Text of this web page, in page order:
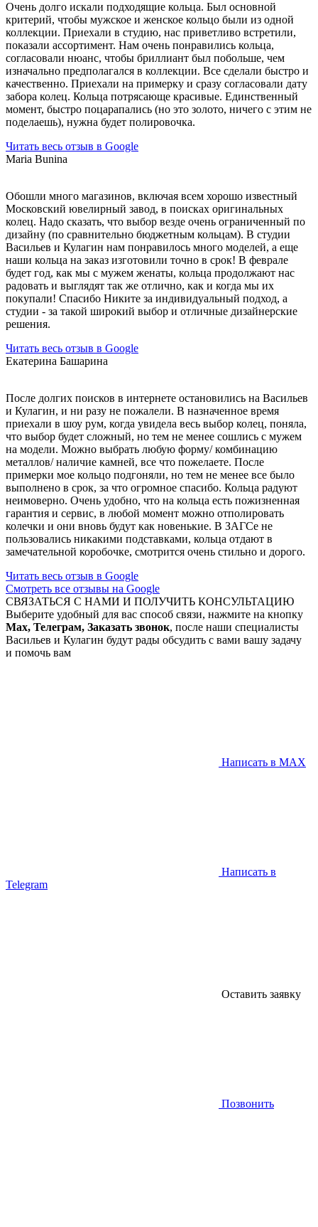
Очень долго искали подходящие кольца. Был основной
критерий, чтобы мужское и женское кольцо были из одной
коллекции. Приехали в студию, нас приветливо встретили,
показали ассортимент. Нам очень понравились кольца,
согласовали нюанс, чтобы бриллиант был побольше, чем
изначально предполагался в коллекции. Все сделали быстро и
качественно. Приехали на примерку и сразу согласовали дату
забора колец. Кольца потрясающе красивые. Единственный
момент, быстро поцарапались (но это золото, ничего с этим не
поделаешь), нужна будет полировочка.
Читать весь отзыв в Google
Maria Bunina
Обошли много магазинов, включая всем хорошо известный
Московский ювелирный завод, в поисках оригинальных
колец. Надо сказать, что выбор везде очень ограниченный по
дизайну (по сравнительно бюджетным кольцам). В студии
Васильев и Кулагин нам понравилось много моделей, а еще
наши кольца на заказ изготовили точно в срок! В феврале
будет год, как мы с мужем женаты, кольца продолжают нас
радовать и выглядят так же отлично, как и когда мы их
покупали! Спасибо Никите за индивидуальный подход, а
студии - за такой широкий выбор и отличные дизайнерские
решения.
Читать весь отзыв в Google
Екатерина Башарина
После долгих поисков в интернете остановились на Васильев
и Кулагин, и ни разу не пожалели. В назначенное время
приехали в шоу рум, когда увидела весь выбор колец, поняла,
что выбор будет сложный, но тем не менее сошлись с мужем
на модели. Можно выбрать любую форму/ комбинацию
металлов/ наличие камней, все что пожелаете. После
примерки мое кольцо подгоняли, но тем не менее все было
выполнено в срок, за что огромное спасибо. Кольца радуют
неимоверно. Очень удобно, что на кольца есть пожизненная
гарантия и сервис, в любой момент можно отполировать
колечки и они вновь будут как новенькие. В ЗАГСе не
пользовались никакими подставками, кольца отдают в
замечательной коробочке, смотрится очень стильно и дорого.
Читать весь отзыв в Google
Смотреть все отзывы на Google
СВЯЗАТЬСЯ С НАМИ И ПОЛУЧИТЬ КОНСУЛЬТАЦИЮ
Выберите удобный для вас способ связи, нажмите на кнопку
Max, Телеграм, Заказать звонок, после наши специалисты
Васильев и Кулагин будут рады обсудить с вами вашу задачу
и помочь вам
Написать в MAX
Написать в
Telegram
Оставить заявку
Позвонить